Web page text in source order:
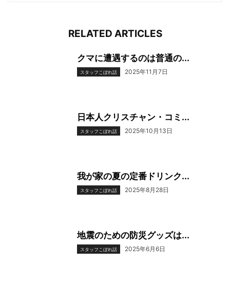
RELATED ARTICLES
クマに遭遇するのは普通の...
スタッフこぼれ話 2025年11月7日
日本人クリスチャン・コミ...
スタッフこぼれ話 2025年10月13日
我が家の夏の定番ドリンク...
スタッフこぼれ話 2025年8月28日
地震のための防災グッズは...
スタッフこぼれ話 2025年6月6日